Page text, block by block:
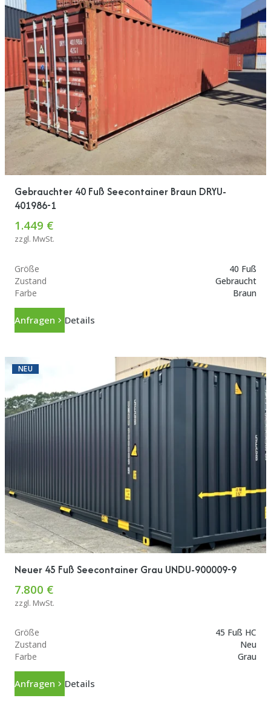
Gebrauchter 40 Fuß Seecontainer Braun DRYU-
401986-1
1.449 €
zzgl. MwSt.
Größe
40 Fuß
Zustand
Gebraucht
Farbe
Braun
Anfragen Details
NEU
Neuer 45 Fuß Seecontainer Grau UNDU-900009-9
7.800 €
zzgl. MwSt.
Größe
45 Fuß HC
Zustand
Neu
Farbe
Grau
Anfragen Details